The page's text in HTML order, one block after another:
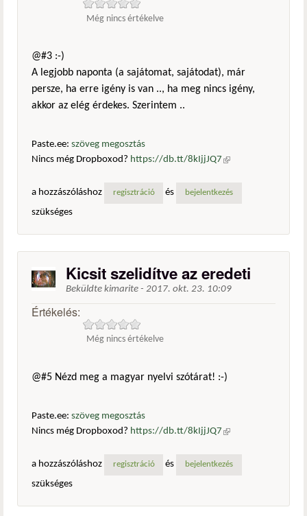
Még nincs értékelve
@#3 :-)
A legjobb naponta (a sajátomat, sajátodat), már
persze, ha erre igény is van .., ha meg nincs igény,
akkor az elég érdekes. Szerintem ..
Paste.ee: szöveg megosztás
Nincs még Dropboxod? https://db.tt/8kIjjJQ7 (külső
a hozzászóláshoz
regisztráció és bejelentkezés
szükséges
Kicsit szelidítve az eredeti
Beküldte kimarite - 2017. okt. 23. 10:09
Értékelés:
Még nincs értékelve
@#5 Nézd meg a magyar nyelvi szótárat! :-)
Paste.ee: szöveg megosztás
Nincs még Dropboxod? https://db.tt/8kIjjJQ7 (külső
a hozzászóláshoz
regisztráció és bejelentkezés
szükséges